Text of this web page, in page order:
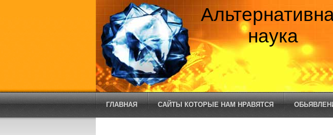
наука
ГЛАВНАЯ САЙТЫ КОТОРЫЕ НАМ НРАВЯТСЯ